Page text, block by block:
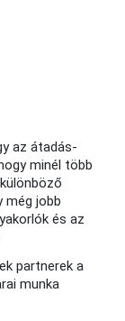
az átadás-
minél több
még jobb
és az
partnerek a
munka